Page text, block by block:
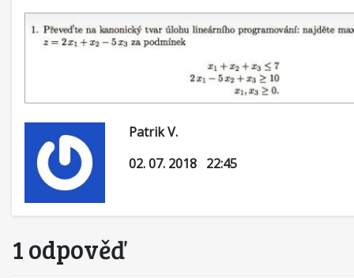
Patrik V.
02. 07. 2018 22:45
1 odpověď